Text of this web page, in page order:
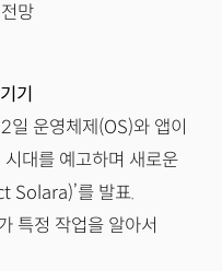
망
기
일 운영체제(OS)와 앱이
대를 예고하며 새로운
Solara)’를 발표.
특정 작업을 알아서